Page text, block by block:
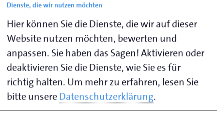
@adobestock
Gebühren der Handwerkskammer
Flensburg
Die Handwerkskammer Flensburg ist als Körperschaft
des öffentlichen Rechts verpflichtet, für bestimmte
Amtshandlungen Gebühren zu erheben. Die Höhe der
Dienste, die wir nutzen möchten
Hier können Sie die Dienste, die wir auf dieser
Website nutzen möchten, bewerten und
anpassen. Sie haben das Sagen! Aktivieren oder
deaktivieren Sie die Dienste, wie Sie es für
richtig halten. Um mehr zu erfahren, lesen Sie
bitte unsereDatenschutzerklärung.